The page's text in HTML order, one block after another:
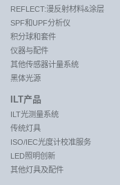
REFLECT:漫反射材料&涂层
SPF和UPF分析仪
积分球和套件
仪器与配件
其他传感器计量系统
黑体光源
ILT产品
ILT光测量系统
传统灯具
ISO/IEC光度计校准服务
LED照明创新
其他灯具及配件